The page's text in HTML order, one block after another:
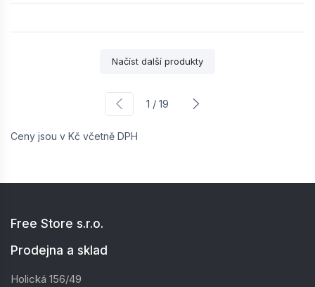
Načíst další produkty
1 / 19
Ceny jsou v Kč včetně DPH
Free Store s.r.o.
Prodejna a sklad
Holická 156/49